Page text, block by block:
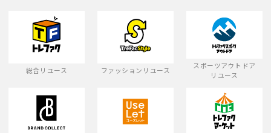
総合リユース ファッションリユース
スポーツアウトドア
リユース